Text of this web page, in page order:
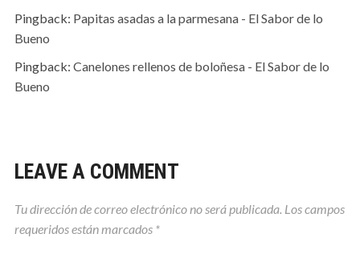
Pingback: Papitas asadas a la parmesana - El Sabor de lo
Bueno
Pingback: Canelones rellenos de boloñesa - El Sabor de lo
Bueno
LEAVE A COMMENT
Tu dirección de correo electrónico no será publicada. Los campos
requeridos están marcados *